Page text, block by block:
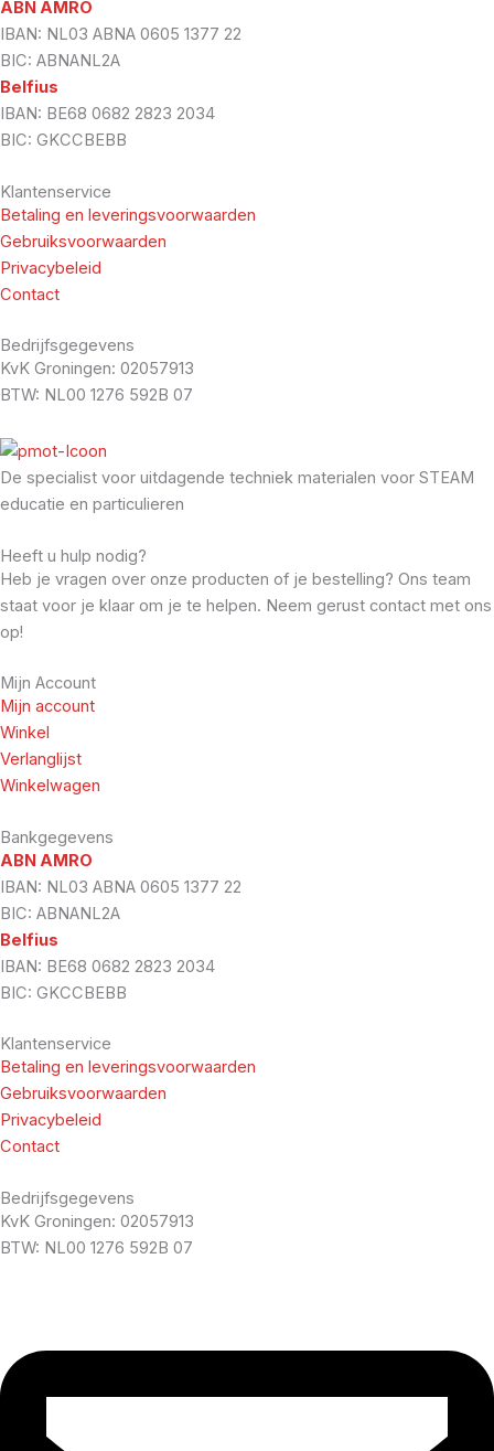
ABN AMRO
IBAN: NL03 ABNA 0605 1377 22
BIC: ABNANL2A
Belfius
IBAN: BE68 0682 2823 2034
BIC: GKCCBEBB
Klantenservice
Betaling en leveringsvoorwaarden
Gebruiksvoorwaarden
Privacybeleid
Contact
Bedrijfsgegevens
KvK Groningen: 02057913
BTW: NL00 1276 592B 07
De specialist voor uitdagende techniek materialen voor STEAM
educatie en particulieren
Heeft u hulp nodig?
Heb je vragen over onze producten of je bestelling? Ons team
staat voor je klaar om je te helpen. Neem gerust contact met ons
op!
Mijn Account
Mijn account
Winkel
Verlanglijst
Winkelwagen
Bankgegevens
ABN AMRO
IBAN: NL03 ABNA 0605 1377 22
BIC: ABNANL2A
Belfius
IBAN: BE68 0682 2823 2034
BIC: GKCCBEBB
Klantenservice
Betaling en leveringsvoorwaarden
Gebruiksvoorwaarden
Privacybeleid
Contact
Bedrijfsgegevens
KvK Groningen: 02057913
BTW: NL00 1276 592B 07